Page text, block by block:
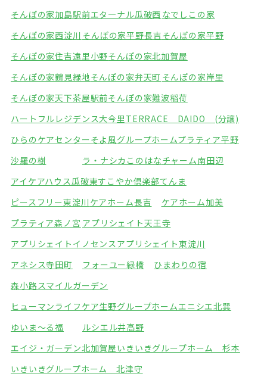
そんぽの家加島駅前エタ―ナル瓜破西 なでしこの家
そんぽの家西淀川 そんぽの家平野長吉そんぽの家平野
そんぽの家住吉遠里小野そんぽの家北加賀屋
そんぽの家鶴見緑地そんぽの家弁天町 そんぽの家岸里
そんぽの家天下茶屋駅前そんぽの家難波稲荷
ハートフルレジデンス大今里 TERRACE DAIDO (分譲)
ひらのケアセンターそよ風グループホームプラティア平野
沙羅の樹
ラ・ナシカこのはなチャーム南田辺
アイケアハウス瓜破東すこやか倶楽部てんま
ピースフリー東淀川 ケアホーム長吉
ケアホーム加美
プラティア森ノ宮 アプリシェイト天王寺
アプリシェイトイノセンスアプリシェイト東淀川
アネシス寺田町
フォーユー緑橋
ひまわりの宿
森小路スマイルガーデン
ヒューマンライフケア生野グループホームエニシエ北巽
ゆいま～る福
ルシエル井高野
エイジ・ガーデン北加賀屋いきいきグループホーム 杉本
いきいきグループホーム 北津守